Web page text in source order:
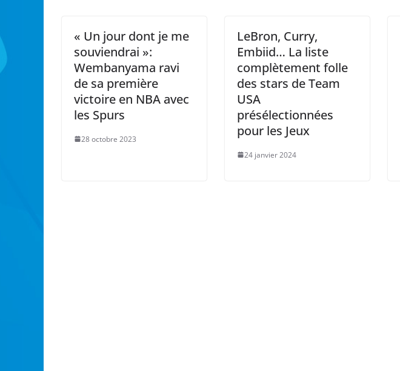
« Un jour dont je me
souviendrai »:
Wembanyama ravi
de sa première
victoire en NBA avec
les Spurs
28 octobre 2023
LeBron, Curry,
Embiid… La liste
complètement folle
des stars de Team
USA
présélectionnées
pour les Jeux
24 janvier 2024